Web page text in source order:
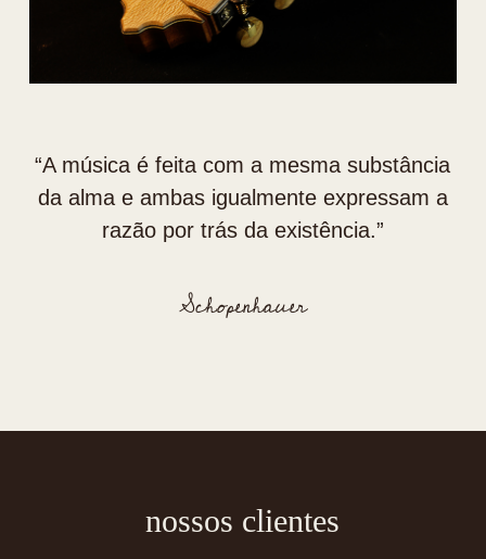
“⁠A música é feita com a mesma substância
da alma e ambas igualmente expressam a
razão por trás da existência.”
Schopenhauer
nossos clientes